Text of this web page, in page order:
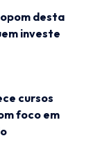
desta
investe
cursos
foco em